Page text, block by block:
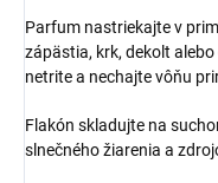
Parfum nastriekajte v
zápästia, krk, dekolt
netrite a nechajte vôňu
Flakón skladujte na
slnečného žiarenia a